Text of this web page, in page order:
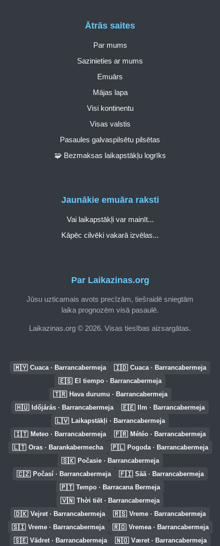
Par Laikazinas.org
Jūsu uzticamais avots precīzām, tiešraidē sniegtām
laika prognozēm visā pasaulē.
Laikazinas.org © 2026. Visas tiesības aizsargātas.
Ātrās saites
Par mums
Sazinieties ar mums
Emuārs
Mājas lapa
Visi kontinentu
Visas valstis
Pasaules galvaspilsētu pilsētas
🧩 Bezmaksas laikapstākļu logrīks
Jaunākie emuāra raksti
Vai laikapstākļi var mainīt...
Kāpēc cilvēki vakarā izvēlas...
🇲🇾 Cuaca · Barrancabermeja 🇮🇩 Cuaca · Barrancabermeja
🇪🇸 El tiempo · Barrancabermeja
🇹🇷 Hava durumu · Barrancabermeja
🇭🇺 Időjárás · Barrancabermeja 🇪🇪 Ilm · Barrancabermeja
🇱🇻 Laikapstākļi · Barrancabermeja
🇮🇹 Meteo · Barrancabermeja 🇫🇷 Météo · Barrancabermeja
🇱🇹 Oras · Barankabermecha 🇵🇱 Pogoda · Barrancabermeja
🇸🇰 Počasie · Barrancabermeja
🇨🇿 Počasí · Barrancabermeja 🇫🇮 Sää · Barrancabermeja
🇵🇹 Tempo · Barracana Bermeja
🇻🇳 Thời tiết · Barrancabermeja
🇩🇰 Vejret · Barrancabermeja 🇷🇸 Vreme · Barrancabermeja
🇸🇮 Vreme · Barrancabermeja 🇷🇴 Vremea · Barrancabermeja
🇸🇪 Vädret · Barrancabermeja 🇳🇴 Været · Barrancabermeja